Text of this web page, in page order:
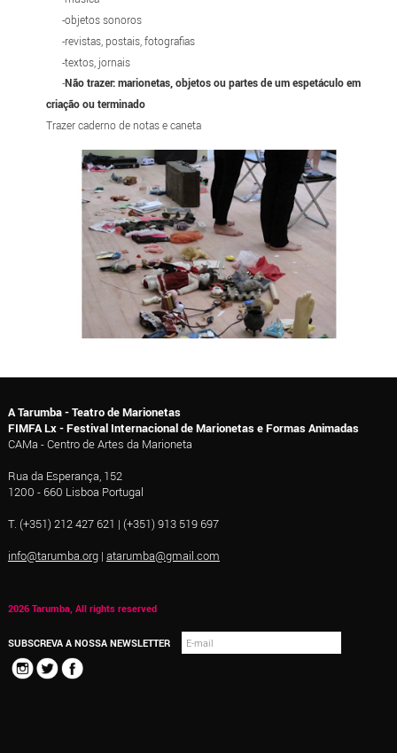
-objetos sonoros
-revistas, postais, fotografias
-textos, jornais
-Não trazer: marionetas, objetos ou partes de um espetáculo em
criação ou terminado
Trazer caderno de notas e caneta
A Tarumba - Teatro de Marionetas
FIMFA Lx - Festival Internacional de Marionetas e Formas Animadas
CAMa - Centro de Artes da Marioneta
Rua da Esperança, 152
1200 - 660 Lisboa Portugal
T. (+351) 212 427 621 | (+351) 913 519 697
info@tarumba.org| atarumba@gmail.com
2026 Tarumba, All rights reserved
SUBSCREVA A NOSSA NEWSLETTER